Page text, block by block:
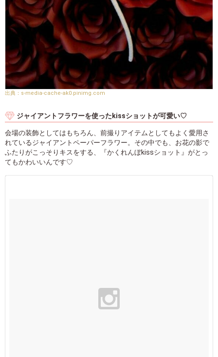
s-media-cache-ak0.pinimg.com
ジャイアントフラワーを使ったkissショットが可愛い♡
会場の装飾としてはもちろん、前撮りアイテムとしてもよく愛用さ
れているジャイアントペーパーフラワー。その中でも、お花の影で
ふたりがこっそりキスをする、『かくれんぼkissショット』がとっ
てもかわいいんです♡